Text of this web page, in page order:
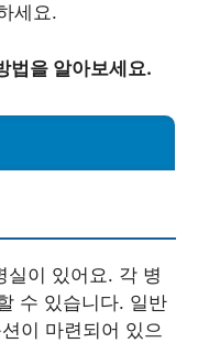
세요.
법을 알아보세요.
실이 있어요. 각 병
수 있습니다. 일반
이 마련되어 있으